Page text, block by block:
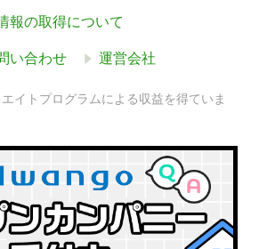
報の取得について
い合わせ 運営会社
イトプログラムによる収益を得ていま